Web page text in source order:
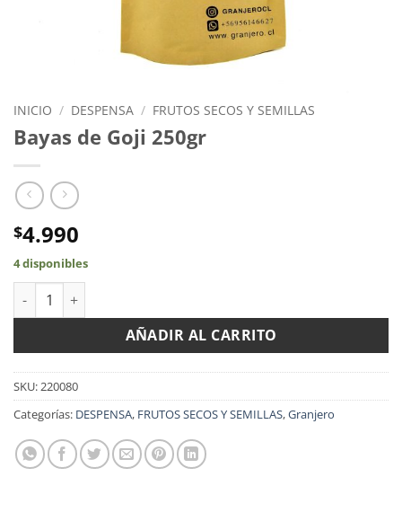
INICIO / DESPENSA / FRUTOS SECOS Y SEMILLAS
Bayas de Goji 250gr
$4.990
4 disponibles
Bayas de Goji 250gr cantidad
AÑADIR AL CARRITO
SKU:220080
Categorías: DESPENSA, FRUTOS SECOS Y SEMILLAS,Granjero